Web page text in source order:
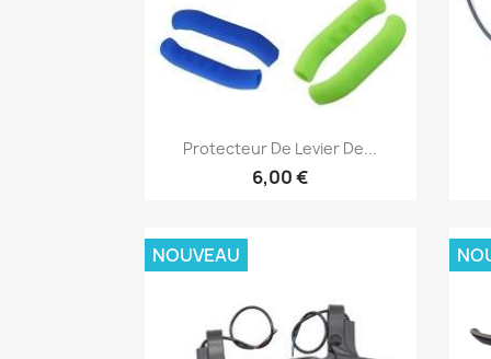
Aperçu rapide
Protecteur De Levier De...
6,00 €
NOUVEAU